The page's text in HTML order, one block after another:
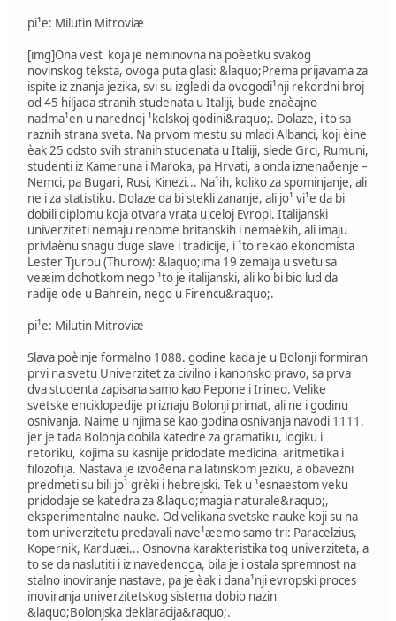
pi¹e: Milutin Mitroviæ
[img]Ona vest koja je neminovna na poèetku svakog
novinskog teksta, ovoga puta glasi: &laquo;Prema prijavama za
ispite iz znanja jezika, svi su izgledi da ovogodi¹nji rekordni broj
od 45 hiljada stranih studenata u Italiji, bude znaèajno
nadma¹en u narednoj ¹kolskoj godini&raquo;. Dolaze, i to sa
raznih strana sveta. Na prvom mestu su mladi Albanci, koji èine
èak 25 odsto svih stranih studenata u Italiji, slede Grci, Rumuni,
studenti iz Kameruna i Maroka, pa Hrvati, a onda iznenaðenje –
Nemci, pa Bugari, Rusi, Kinezi... Na¹ih, koliko za spominjanje, ali
ne i za statistiku. Dolaze da bi stekli zananje, ali jo¹ vi¹e da bi
dobili diplomu koja otvara vrata u celoj Evropi. Italijanski
univerziteti nemaju renome britanskih i nemaèkih, ali imaju
privlaènu snagu duge slave i tradicije, i ¹to rekao ekonomista
Lester Tjurou (Thurow): &laquo;ima 19 zemalja u svetu sa
veæim dohotkom nego ¹to je italijanski, ali ko bi bio lud da
radije ode u Bahrein, nego u Firencu&raquo;.
pi¹e: Milutin Mitroviæ
Slava poèinje formalno 1088. godine kada je u Bolonji formiran
prvi na svetu Univerzitet za civilno i kanonsko pravo, sa prva
dva studenta zapisana samo kao Pepone i Irineo. Velike
svetske enciklopedije priznaju Bolonji primat, ali ne i godinu
osnivanja. Naime u njima se kao godina osnivanja navodi 1111.
jer je tada Bolonja dobila katedre za gramatiku, logiku i
retoriku, kojima su kasnije pridodate medicina, aritmetika i
filozofija. Nastava je izvoðena na latinskom jeziku, a obavezni
predmeti su bili jo¹ grèki i hebrejski. Tek u ¹esnaestom veku
pridodaje se katedra za &laquo;magia naturale&raquo;,
eksperimentalne nauke. Od velikana svetske nauke koji su na
tom univerzitetu predavali nave¹æemo samo tri: Paracelzius,
Kopernik, Karduæi... Osnovna karakteristika tog univerziteta, a
to se da naslutiti i iz navedenoga, bila je i ostala spremnost na
stalno inoviranje nastave, pa je èak i dana¹nji evropski proces
inoviranja univerzitetskog sistema dobio nazin
&laquo;Bolonjska deklaracija&raquo;.